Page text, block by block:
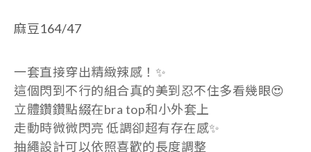
麻豆164/47
一套直接穿出精緻辣感！✨
這個閃到不行的組合真的美到忍不住多看幾眼😍
立體鑽鑽點綴在bra top和小外套上
走動時微微閃亮 低調卻超有存在感✨
抽繩設計可以依照喜歡的長度調整